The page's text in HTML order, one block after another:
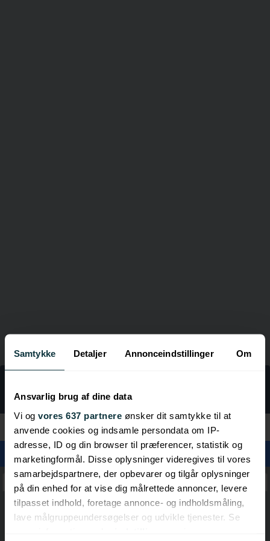
Samtykke Detaljer Annonceindstillinger Om
Ansvarlig brug af dine data
Vi og vores 637 partnere ønsker dit samtykke til at
anvende cookies og indsamle persondata om IP-
adresse, ID og din browser til præferencer, statistik og
marketingformål. Disse oplysninger videregives til vores
samarbejdspartnere, der opbevarer og tilgår oplysninger
på din enhed for at vise dig målrettede annoncer, levere
tilpasset indhold, foretage annonce- og indholdsmåling,
lave målgruppeundersøgelser og udvikle tjenester. Se
Rejser
Kategorier
Rejsebureauer